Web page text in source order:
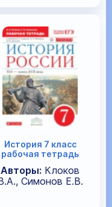
История 7 класс
рабочая тетрадь
Авторы: Клоков
Симонов Е.В.